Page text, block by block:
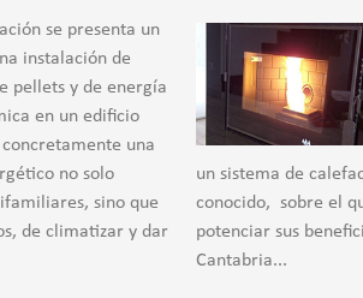
se presenta un
instalación de
pellets y de energía
en un edificio
una
no solo
sino que
de climatizar y dar
un sistema de
conocido, sobre el
potenciar sus
Cantabria...